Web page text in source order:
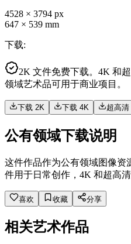
4528 × 3794 px
647 × 539 mm
下载:
2K 文件免费下载。4K 和
领域艺术品可用于商业项目。
下载 2K 下载 4K 超高
公有领域下载说明
这件作品作为公有领域图像资
件用于日常创作，4K 和超高
喜欢 收藏 分享
相关艺术作品